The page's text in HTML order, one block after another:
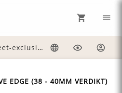
edge
EDGE (38 - 40MM VERDIKT)